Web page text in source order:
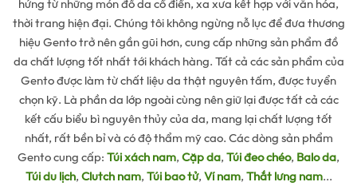
hứng từ những món đồ da cổ điển, xa xưa kết hợp với văn hóa,
thời trang hiện đại. Chúng tôi không ngừng nỗ lực để đưa thương
hiệu Gento trở nên gần gũi hơn, cung cấp những sản phẩm đồ
da chất lượng tốt nhất tới khách hàng. Tất cả các sản phẩm của
Gento được làm từ chất liệu da thật nguyên tấm, được tuyển
chọn kỹ. Là phần da lớp ngoài cùng nên giữ lại được tất cả các
kết cấu biểu bì nguyên thủy của da, mang lại chất lượng tốt
nhất, rất bền bỉ và có độ thẩm mỹ cao. Các dòng sản phẩm
Gento cung cấp:Túi xách nam,Cặp da,Túi đeo chéo, Balo da,
Túi du lịch,Clutch nam,Túi bao tử,Ví nam,Thắt lưng nam...